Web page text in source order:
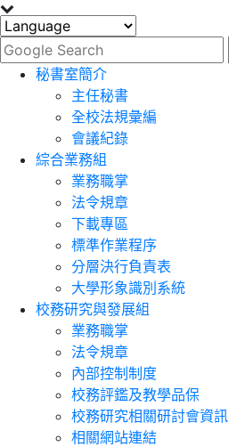
Toggle navigation
秘書室簡介
主任秘書
全校法規彙編
會議紀錄
綜合業務組
業務職掌
法令規章
下載專區
標準作業程序
分層決行負責表
大學形象識別系統
校務研究與發展組
業務職掌
法令規章
內部控制制度
校務評鑑及教學品保
校務研究相關研討會資訊
相關網站連結